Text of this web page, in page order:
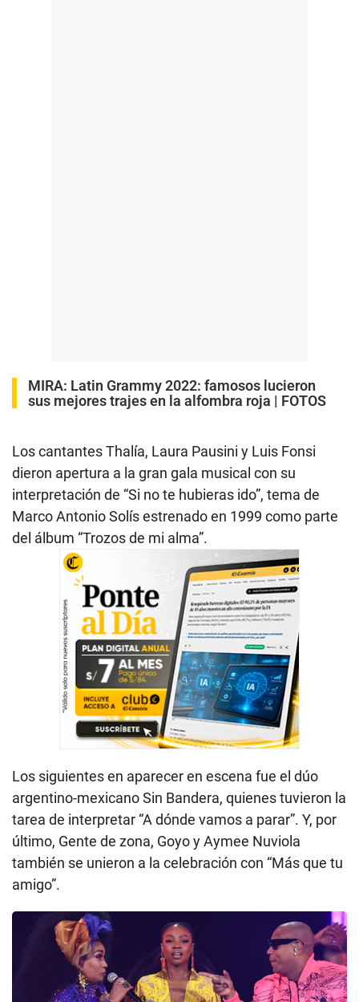
MIRA: Latin Grammy 2022: famosos lucieron
sus mejores trajes en la alfombra roja | FOTOS
Los cantantes Thalía, Laura Pausini y Luis Fonsi
dieron apertura a la gran gala musical con su
interpretación de “Si no te hubieras ido”, tema de
Marco Antonio Solís estrenado en 1999 como parte
del álbum “Trozos de mi alma”.
Los siguientes en aparecer en escena fue el dúo
argentino-mexicano Sin Bandera, quienes tuvieron la
tarea de interpretar “A dónde vamos a parar”. Y, por
último, Gente de zona, Goyo y Aymee Nuviola
también se unieron a la celebración con “Más que tu
amigo”.